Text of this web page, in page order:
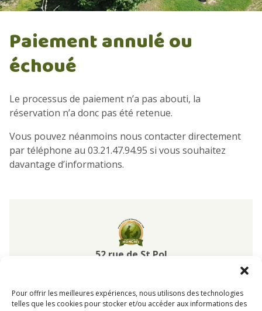
Pour offrir les meilleures expériences, nous utilisons des technologies
telles que les cookies pour stocker et/ou accéder aux informations des
Paiement annulé ou
échoué
Le processus de paiement n’a pas abouti, la
réservation n’a donc pas été retenue.
Vous pouvez néanmoins nous contacter directement
par téléphone au 03.21.47.94.95 si vous souhaitez
davantage d’informations.
Pisciculture
de
Monchel
52 rue de St Pol
03 21 47 94 95